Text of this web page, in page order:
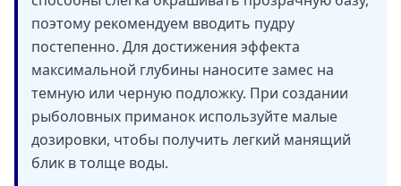
поэтому рекомендуем вводить пудру
постепенно. Для достижения эффекта
максимальной глубины наносите замес на
темную или черную подложку. При создании
рыболовных приманок используйте малые
дозировки, чтобы получить легкий манящий
блик в толще воды.